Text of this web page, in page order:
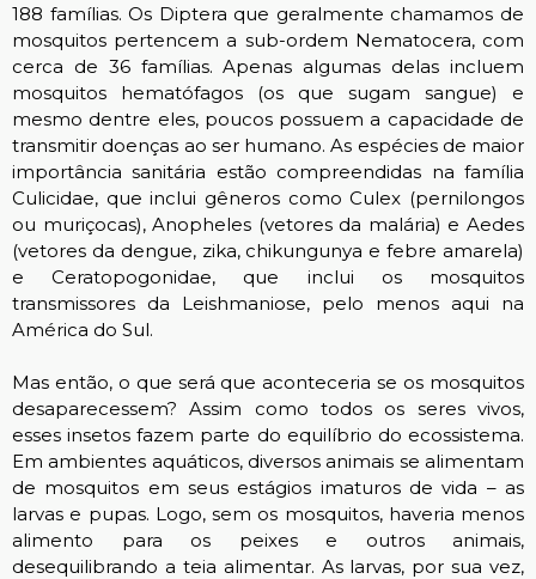
188 famílias. Os Diptera que geralmente chamamos de
mosquitos pertencem a sub-ordem Nematocera, com
cerca de 36 famílias. Apenas algumas delas incluem
mosquitos hematófagos (os que sugam sangue) e
mesmo dentre eles, poucos possuem a capacidade de
transmitir doenças ao ser humano. As espécies de maior
importância sanitária estão compreendidas na família
Culicidae, que inclui gêneros como Culex (pernilongos
ou muriçocas), Anopheles (vetores da malária) e Aedes
(vetores da dengue, zika, chikungunya e febre amarela)
e Ceratopogonidae, que inclui os mosquitos
transmissores da Leishmaniose, pelo menos aqui na
América do Sul.
Mas então, o que será que aconteceria se os mosquitos
desaparecessem? Assim como todos os seres vivos,
esses insetos fazem parte do equilíbrio do ecossistema.
Em ambientes aquáticos, diversos animais se alimentam
de mosquitos em seus estágios imaturos de vida – as
larvas e pupas. Logo, sem os mosquitos, haveria menos
alimento para os peixes e outros animais,
desequilibrando a teia alimentar. As larvas, por sua vez,